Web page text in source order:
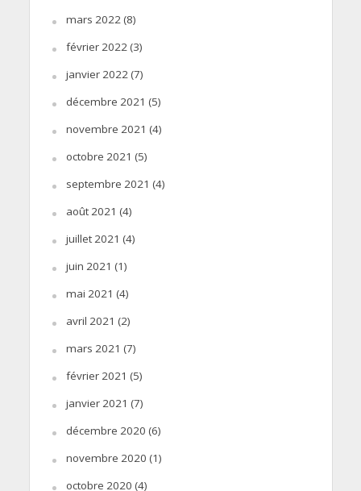
mars 2022(8)
février 2022(3)
janvier 2022(7)
décembre 2021 (5)
novembre 2021 (4)
octobre 2021 (5)
septembre 2021 (4)
août 2021 (4)
juillet 2021 (4)
juin 2021 (1)
mai 2021 (4)
avril 2021 (2)
mars 2021 (7)
février 2021 (5)
janvier 2021 (7)
décembre 2020 (6)
novembre 2020 (1)
octobre 2020 (4)